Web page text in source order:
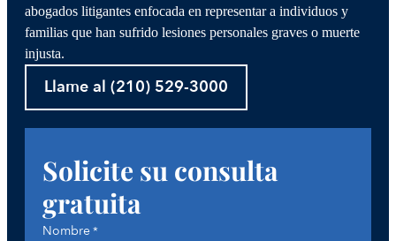
abogados litigantes enfocada en representar a individuos y
familias que han sufrido lesiones personales graves o muerte
injusta.
Llame al (210) 529-3000
Solicite su consulta
gratuita
Nombre*